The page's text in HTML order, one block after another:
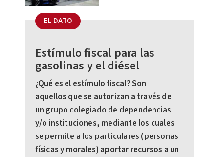
EL DATO
Estímulo fiscal para las
gasolinas y el diésel
¿Qué es el estímulo fiscal? Son
aquellos que se autorizan a través de
un grupo colegiado de dependencias
y/o instituciones, mediante los cuales
se permite a los particulares (personas
físicas y morales) aportar recursos a un